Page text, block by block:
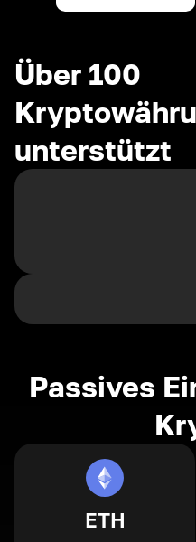
Über 100
unterstützt
Passives
ETH